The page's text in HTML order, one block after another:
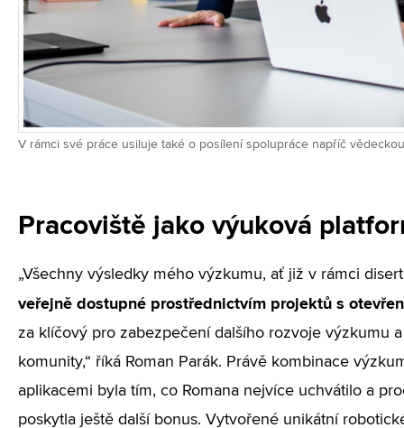
V rámci své práce usiluje také o posílení spolupráce napříč
Pracoviště jako výuková
„Všechny výsledky mého výzkumu, ať již v rámci
veřejně dostupné prostřednictvím projektů s
za klíčový pro zabezpečení dalšího rozvoje výzkumu
komunity,“ říká Roman Parák. Právě kombinace
aplikacemi byla tím, co Romana nejvíce uchvátilo a
poskytla ještě další bonus. Vytvořené unikátní